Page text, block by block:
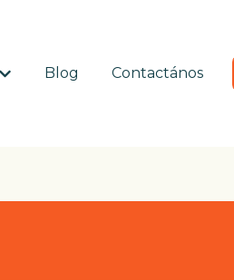
Mostrar submenú para Soluciones
Blog Contactános